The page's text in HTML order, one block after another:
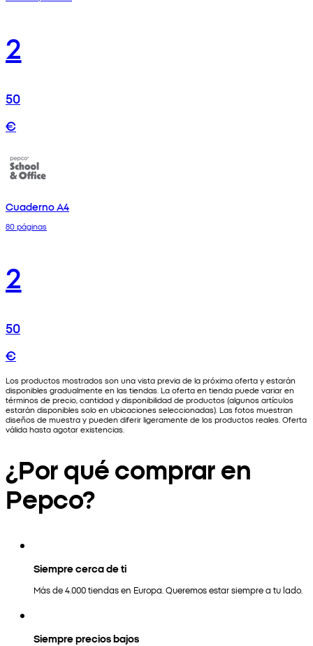
2
50
€
Cuaderno A4
80 páginas
2
50
€
Los productos mostrados son una vista previa de la próxima oferta y estarán
disponibles gradualmente en las tiendas. La oferta en tienda puede variar en
términos de precio, cantidad y disponibilidad de productos (algunos artículos
estarán disponibles solo en ubicaciones seleccionadas). Las fotos muestran
diseños de muestra y pueden diferir ligeramente de los productos reales. Oferta
válida hasta agotar existencias.
¿Por qué comprar en
Pepco?
Siempre cerca de ti
Más de 4.000 tiendas en Europa. Queremos estar siempre a tu lado.
Siempre precios bajos